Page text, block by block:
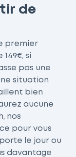
de
premier
si
pas une
situation
bien
aucune
nos
pour vous
le jour ou
davantage